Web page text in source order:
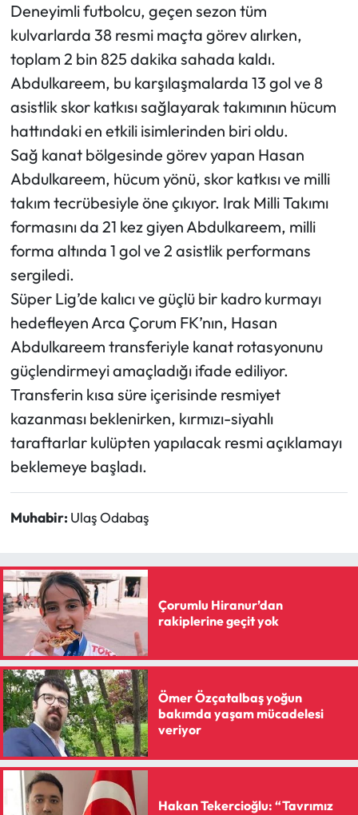
Deneyimli futbolcu, geçen sezon tüm
kulvarlarda 38 resmi maçta görev alırken,
toplam 2 bin 825 dakika sahada kaldı.
Abdulkareem, bu karşılaşmalarda 13 gol ve 8
asistlik skor katkısı sağlayarak takımının hücum
hattındaki en etkili isimlerinden biri oldu.
Sağ kanat bölgesinde görev yapan Hasan
Abdulkareem, hücum yönü, skor katkısı ve milli
takım tecrübesiyle öne çıkıyor. Irak Milli Takımı
formasını da 21 kez giyen Abdulkareem, milli
forma altında 1 gol ve 2 asistlik performans
sergiledi.
Süper Lig’de kalıcı ve güçlü bir kadro kurmayı
hedefleyen Arca Çorum FK’nın, Hasan
Abdulkareem transferiyle kanat rotasyonunu
güçlendirmeyi amaçladığı ifade ediliyor.
Transferin kısa süre içerisinde resmiyet
kazanması beklenirken, kırmızı-siyahlı
taraftarlar kulüpten yapılacak resmi açıklamayı
beklemeye başladı.
Muhabir: Ulaş Odabaş
Çorumlu Hiranur’dan
rakiplerine geçit yok
Ömer Özçatalbaş yoğun
bakımda yaşam mücadelesi
veriyor
Hakan Tekercioğlu: “Tavrımız
Yemek Tarifleri